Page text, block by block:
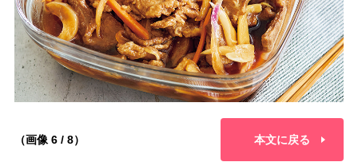
（画像 6 / 8） 本文に戻る